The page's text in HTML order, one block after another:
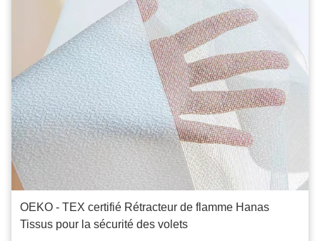
OEKO - TEX certifié Rétracteur de flamme Hanas
Tissus pour la sécurité des volets